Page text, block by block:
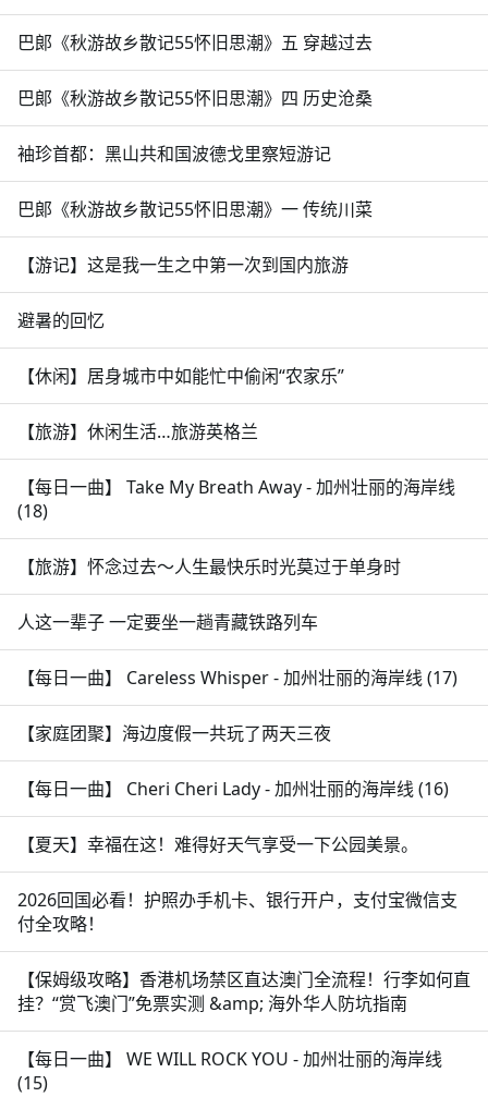
巴郞《秋游故乡散记55怀旧思潮》五 穿越过去
巴郞《秋游故乡散记55怀旧思潮》四 历史沧桑
袖珍首都：黑山共和国波德戈里察短游记
巴郞《秋游故乡散记55怀旧思潮》一 传统川菜
【游记】这是我一生之中第一次到国内旅游
避暑的回忆
【休闲】居身城市中如能忙中偷闲“农家乐”
【旅游】休闲生活…旅游英格兰
【每日一曲】 Take My Breath Away - 加州壮丽的海岸线
(18)
【旅游】怀念过去～人生最快乐时光莫过于单身时
人这一辈子 一定要坐一趟青藏铁路列车
【每日一曲】 Careless Whisper - 加州壮丽的海岸线 (17)
【家庭团聚】海边度假一共玩了两天三夜
【每日一曲】 Cheri Cheri Lady - 加州壮丽的海岸线 (16)
【夏天】幸福在这！难得好天气享受一下公园美景。
2026回国必看！护照办手机卡、银行开户，支付宝微信支
付全攻略！
【保姆级攻略】香港机场禁区直达澳门全流程！行李如何直
挂？“赏飞澳门”免票实测 &amp; 海外华人防坑指南
【每日一曲】 WE WILL ROCK YOU - 加州壮丽的海岸线
(15)